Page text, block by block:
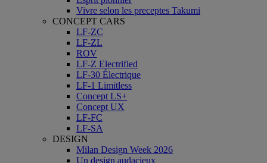
Vivre selon les preceptes Takumi
CONCEPT CARS
LF-ZC
LF-ZL
ROV
LF-Z Electrified
LF-30 Électrique
LF-1 Limitless
Concept LS+
Concept UX
LF-FC
LF-SA
DESIGN
Milan Design Week 2026
Un design audacieux